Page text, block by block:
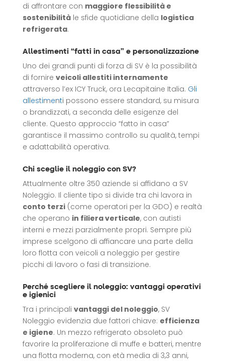
di affrontare con maggiore flessibilità e
sostenibilitàle sfide quotidiane della logistica
refrigerata.
Allestimenti “fatti in casa” e personalizzazione
Uno dei grandi punti di forza di SV è la possibilità
di fornire veicoli allestiti internamente
attraverso l’ex ICY Truck, ora Lecapitaine Italia. Gli
allestimenti possono essere standard, su misura
o brandizzati, a seconda delle esigenze del
cliente. Questo approccio “fatto in casa”
garantisce il massimo controllo su qualità, tempi
e adattabilità operativa.
Chi sceglie il noleggio con SV?
Attualmente oltre 350 aziende si affidano a SV
Noleggio. Il cliente tipo si divide tra chi lavora in
conto terzi(come operatori per la GDO) e realtà
che operano in filiera verticale, con autisti
interni e mezzi parzialmente propri. Sempre più
imprese scelgono di affiancare una parte della
loro flotta con veicoli a noleggio per gestire
picchi di lavoro o fasi di transizione.
Perché scegliere il noleggio: vantaggi operativi
e igienici
Tra i principali vantaggi del noleggio, SV
Noleggio evidenzia due fattori chiave: efficienza
e igiene. Un mezzo refrigerato obsoleto può
favorire la proliferazione di muffe e batteri, mentre
una flotta moderna, con età media di 3,3 anni,